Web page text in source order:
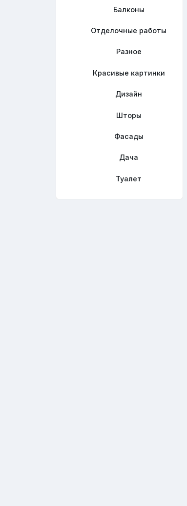
Балконы
Отделочные работы
Разное
Красивые картинки
Дизайн
Шторы
Фасады
Дача
Туалет